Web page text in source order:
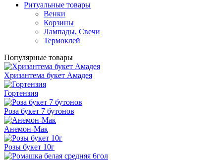
Ритуальные товары
Венки
Корзины
Лампады, Свечи
Термоклей
Популярные товары
Хризантема букет Амадея
Гортензия
Роза букет 7 бутонов
Анемон-Мак
Розы букет 10г